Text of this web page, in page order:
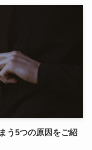
う5つの原因をご紹